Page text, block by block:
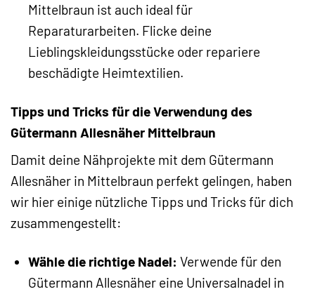
Mittelbraun ist auch ideal für
Reparaturarbeiten. Flicke deine
Lieblingskleidungsstücke oder repariere
beschädigte Heimtextilien.
Tipps und Tricks für die Verwendung des
Gütermann Allesnäher Mittelbraun
Damit deine Nähprojekte mit dem Gütermann
Allesnäher in Mittelbraun perfekt gelingen, haben
wir hier einige nützliche Tipps und Tricks für dich
zusammengestellt:
Wähle die richtige Nadel: Verwende für den
Gütermann Allesnäher eine Universalnadel in